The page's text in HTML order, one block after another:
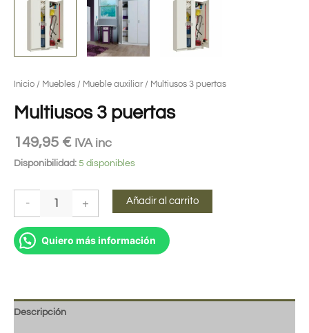
Inicio / Muebles / Mueble auxiliar/ Multiusos 3 puertas
Multiusos 3 puertas
149,95 € IVA inc
Disponibilidad: 5 disponibles
- + Añadir al carrito
Quiero más información
Descripción